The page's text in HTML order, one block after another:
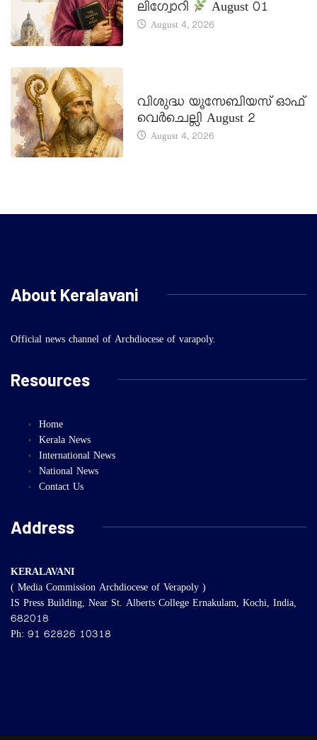
ലിഗ്വോറി
August 01
August 4, 2026
വിശുദ്ധ യൂസേബിയസ് ഓഫ്
വെർചെല്ലി August 2
August 4, 2026
About Keralavani
Official news channel of Archdiocese of varapoly.
Resources
Home
Kerala News
International News
National News
Contact Us
Address
KERALAVANI
( Media Commission Archdiocese of Verapoly )
IS Press Building, Near St. Alberts College Ernakulam, Kochi, India,
682018
Ph: 91 62826 10318